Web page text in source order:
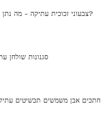
צבעוני זכוכית עתיקה - מה נתן את זה גוונים יפים?
סגנונות שולחן
חתכים אבן משמשים תכשיטים